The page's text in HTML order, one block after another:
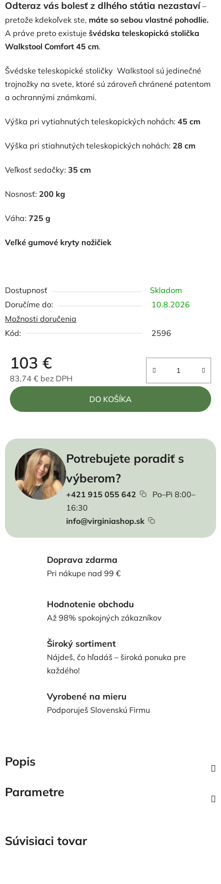
Odteraz vás bolesť z dlhého státia nezastaví –
pretože kdekoľvek ste, máte so sebou vlastné pohodlie.
A práve preto existuje švédska teleskopická stolička
Walkstool Comfort 45 cm.
Švédske teleskopické stoličky Walkstool sú jedinečné
trojnožky na svete, ktoré sú zároveň chránené patentom
a ochrannými známkami.
Výška pri vytiahnutých teleskopických nohách: 45 cm
Výška pri stiahnutých teleskopických nohách: 28 cm
Veľkosť sedačky: 35 cm
Nosnosť: 200 kg
Váha: 725 g
Veľké gumové kryty nožičiek
Dostupnosť
Skladom
10.8.2026
Možnosti doručenia
Kód:
2596
103 €
83,74 € bez DPH
Jednotková cena:
DO KOŠÍKA
Potrebujete poradiť s
výberom?
+421 915 055 642
Po–Pi 8:00–
16:30
info@virginiashop.sk
Doprava zdarma
Pri nákupe nad 99 €
Hodnotenie obchodu
Až 98% spokojných zákazníkov
Široký sortiment
Nájdeš, čo hľadáš – široká ponuka pre
každého!
Vyrobené na mieru
Podporuješ Slovenskú Firmu
Popis
Parametre
Súvisiaci tovar